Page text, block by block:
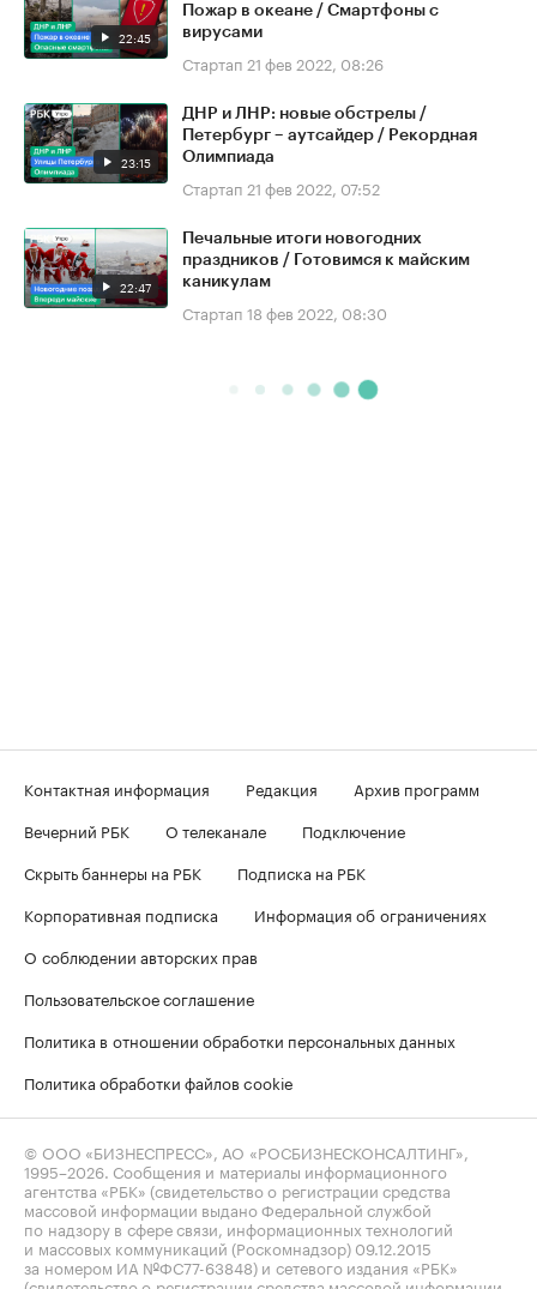
22:45
Пожар в океане / Смартфоны с
вирусами
Стартап 21 фев 2022, 08:26
23:15
ДНР и ЛНР: новые обстрелы /
Петербург – аутсайдер / Рекордная
Олимпиада
Стартап 21 фев 2022, 07:52
22:47
Печальные итоги новогодних
праздников / Готовимся к майским
каникулам
Стартап 18 фев 2022, 08:30
Контактная информация Редакция
Архив программ
Вечерний РБК
О телеканале
Подключение
Скрыть баннеры на РБК
Подписка на РБК
Корпоративная подписка
Информация об ограничениях
О соблюдении авторских прав
Пользовательское соглашение
Политика в отношении обработки персональных данных
Политика обработки файлов cookie
© ООО «БИЗНЕСПРЕСС», АО «РОСБИЗНЕСКОНСАЛТИНГ»,
1995–2026 . Сообщения и материалы информационного
агентства «РБК» (свидетельство о регистрации средства
массовой информации выдано Федеральной службой
по надзору в сфере связи, информационных технологий
и массовых коммуникаций (Роскомнадзор) 09.12.2015
за номером ИА №ФС77-63848) и сетевого издания «РБК»